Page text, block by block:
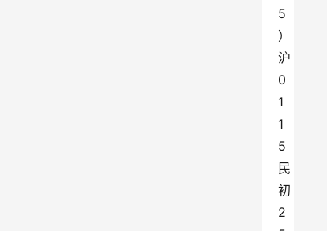
5
）
沪
0
1
1
5
民
初
2